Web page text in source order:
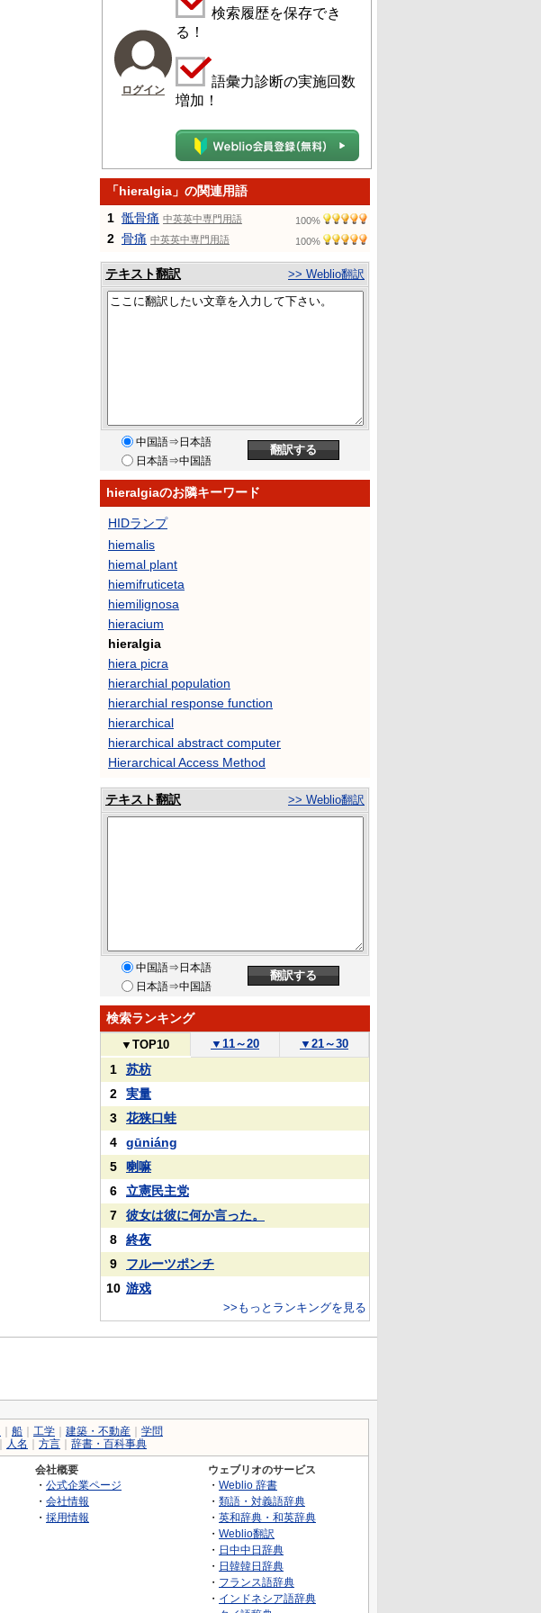
ログイン
検索履歴を保存でき
る！
語彙力診断の実施回数
増加！
「hieralgia」の関連用語
1 骶骨痛 中英英中専門用語 100%
2 骨痛 中英英中専門用語 100%
テキスト翻訳 >> Weblio翻訳
中国語⇒日本語
日本語⇒中国語
hieralgiaのお隣キーワード
HIDランプ
hiemalis
hiemal plant
hiemifruticeta
hiemilignosa
hieracium
hieralgia
hiera picra
hierarchial population
hierarchial response function
hierarchical
hierarchical abstract computer
Hierarchical Access Method
テキスト翻訳 >> Weblio翻訳
中国語⇒日本語
日本語⇒中国語
検索ランキング
▼ TOP10 ▼ 11～20 ▼ 21～30
1
苏枋
2
実量
3
花狭口蛙
4
gūniáng
5
喇嘛
6
立憲民主党
7
彼女は彼に何か言った。
8
終夜
9
フルーツポンチ
10 游戏
>>もっとランキングを見る
船 工学 建築・不動産
学問
人名 方言 辞書・百科事典
会社概要
・ 公式企業ページ
・ 会社情報
・ 採用情報
ウェブリオのサービス
・ Weblio 辞書
・ 類語・対義語辞典
・ 英和辞典・和英辞典
・ Weblio翻訳
・ 日中中日辞典
・ 日韓韓日辞典
・ フランス語辞典
・ インドネシア語辞典